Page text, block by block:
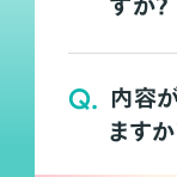
すか？
Q. 内容
ますか